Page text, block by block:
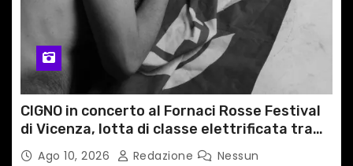
o
l
i
CIGNO in concerto al Fornaci Rosse Festival
di Vicenza, lotta di classe elettrificata tra
sacro e profano
Ago 10, 2026 Redazione
Nessun